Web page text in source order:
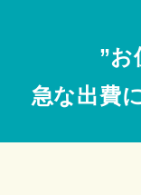
”お
急な出費